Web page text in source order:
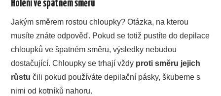
Holení ve špatném směru
Jakým směrem rostou chloupky? Otázka, na kterou
musíte znáte odpověď. Pokud se totiž pustíte do depilace
chloupků ve špatném směru, výsledky nebudou
dostačující. Chloupky se trhají vždy proti směru jejich
růstučili pokud používáte depilační pásky, škubeme s
nimi od kotníků nahoru.